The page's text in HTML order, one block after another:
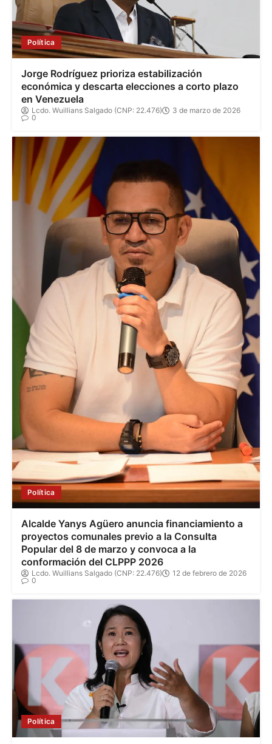
Política
Jorge Rodríguez prioriza estabilización
económica y descarta elecciones a corto plazo
en Venezuela
Lcdo. Wuillians Salgado (CNP: 22.476)
3 de marzo de 2026
0
Política
Alcalde Yanys Agüero anuncia financiamiento a
proyectos comunales previo a la Consulta
Popular del 8 de marzo y convoca a la
conformación del CLPPP 2026
Lcdo. Wuillians Salgado (CNP: 22.476)
12 de febrero de 2026
0
Política